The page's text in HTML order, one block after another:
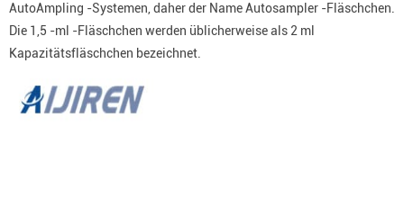
AutoAmpling -Systemen, daher der Name Autosampler -Fläschchen.
Die 1,5 -ml -Fläschchen werden üblicherweise als 2 ml
Kapazitätsfläschchen bezeichnet.